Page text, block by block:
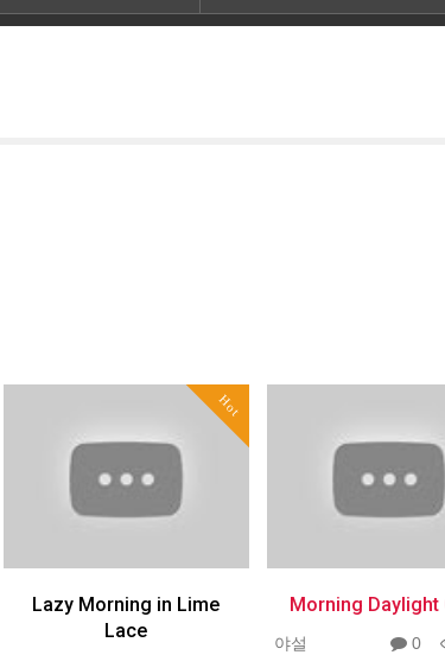
Hot
Lazy Morning in Lime
Lace
Morning Daylight
야설 0